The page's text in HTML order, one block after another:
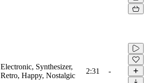
Electronic, Synthesizer,
Retro, Happy, Nostalgic
2:31 -